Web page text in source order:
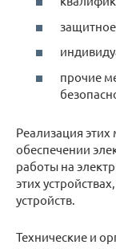
прочие
Реализация этих
обеспечении
работы на
этих
устройств.
Технические и